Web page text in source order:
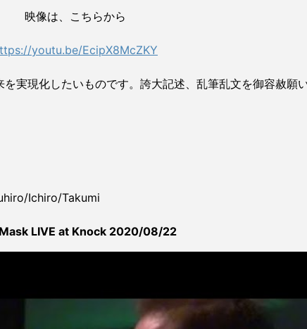
映像は、こちらから
youtu.be/EcipX8McZKY
実現化したいものです。誇大記述、乱筆乱文を御容赦願
Ichiro/Takumi
LIVE at Knock 2020/08/22